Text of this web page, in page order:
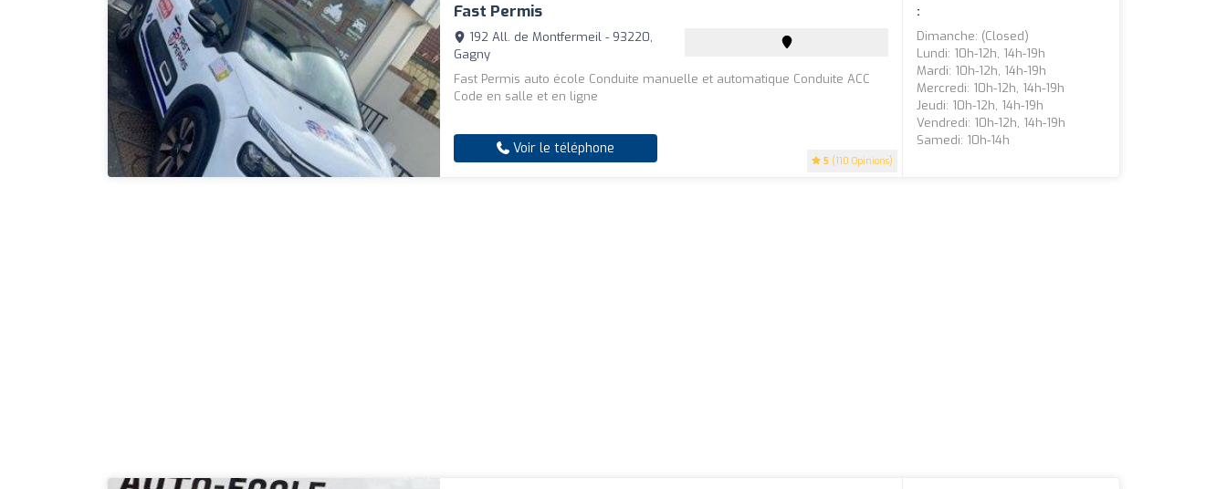
Fast Permis
5 (110 Opinions)
192 All. de Montfermeil - 93220,
Gagny
Fast Permis auto école Conduite manuelle et automatique Conduite ACC
Code en salle et en ligne
Voir le téléphone
:
Dimanche: (closed)
Lundi: 10h-12h, 14h-19h
Mardi: 10h-12h, 14h-19h
Mercredi: 10h-12h, 14h-19h
Jeudi: 10h-12h, 14h-19h
Vendredi: 10h-12h, 14h-19h
Samedi: 10h-14h